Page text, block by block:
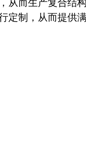
而生产复合结
制，从而提供